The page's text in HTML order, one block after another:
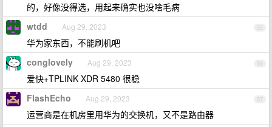
的，好像没得选，用起来确实也没啥毛病
55
wtdd Aug 29, 2023
华为家东西，不能刷机吧
56
conglovely Aug 29, 2023
爱快+TPLINK XDR 5480 很稳
57
FlashEcho Aug 29, 2023
运营商是在机房里用华为的交换机，又不是路由器